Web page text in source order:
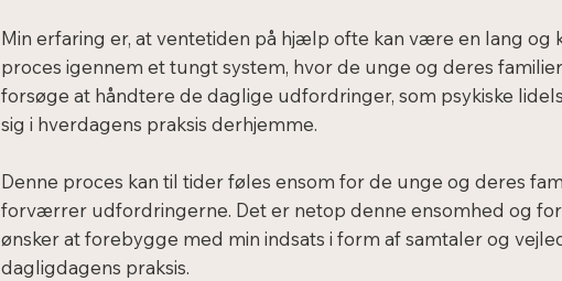
Min erfaring er, at ventetiden på hjælp ofte kan være en lang og
proces igennem et tungt system, hvor de unge og deres
forsøge at håndtere de daglige udfordringer, som psykiske
sig i hverdagens praksis derhjemme.
Denne proces kan til tider føles ensom for de unge og deres
forværrer udfordringerne. Det er netop denne ensomhed og
ønsker at forebygge med min indsats i form af samtaler og
dagligdagens praksis.